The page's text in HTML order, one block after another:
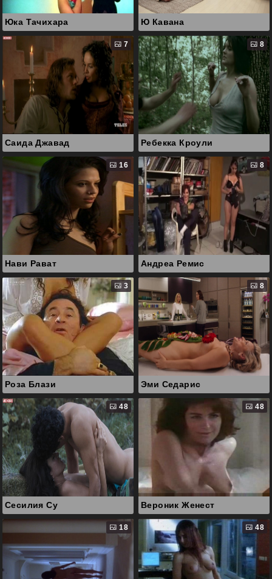
Юка Тачихара Ю Кавана
7
Саида Джавад
8
Ребекка Кроули
16
Нави Рават
8
Андреа Ремис
3
Роза Блази
8
Эми Седарис
48
Сесилия Су
48
Вероник Женест
18 48